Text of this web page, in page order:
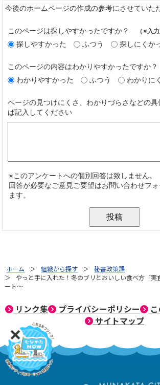
ホーム 組織から探す
秘書政策課
やっと手に入れた！冬のブリとおいしい食べ方「実
ート～
リンク集 プライバシーポリシー
こ
サイトマップ